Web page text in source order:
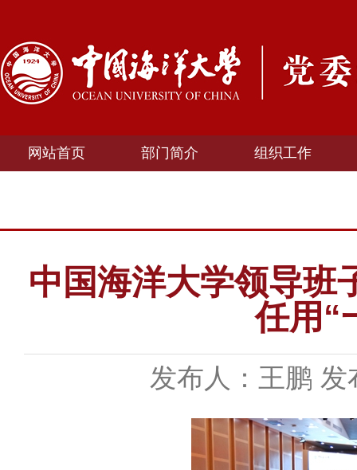
网站首页 部门简介 组织工作
中国海洋大学领导班
任用“
发布人：王鹏 发